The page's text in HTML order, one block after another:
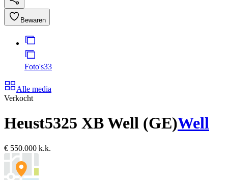
Bewaren
Foto's33
Alle media
Verkocht
Heust5325 XB Well (GE)Well
€ 550.000 k.k.